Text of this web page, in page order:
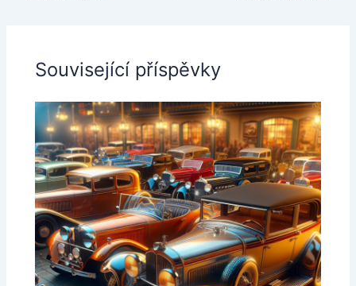
Související příspěvky